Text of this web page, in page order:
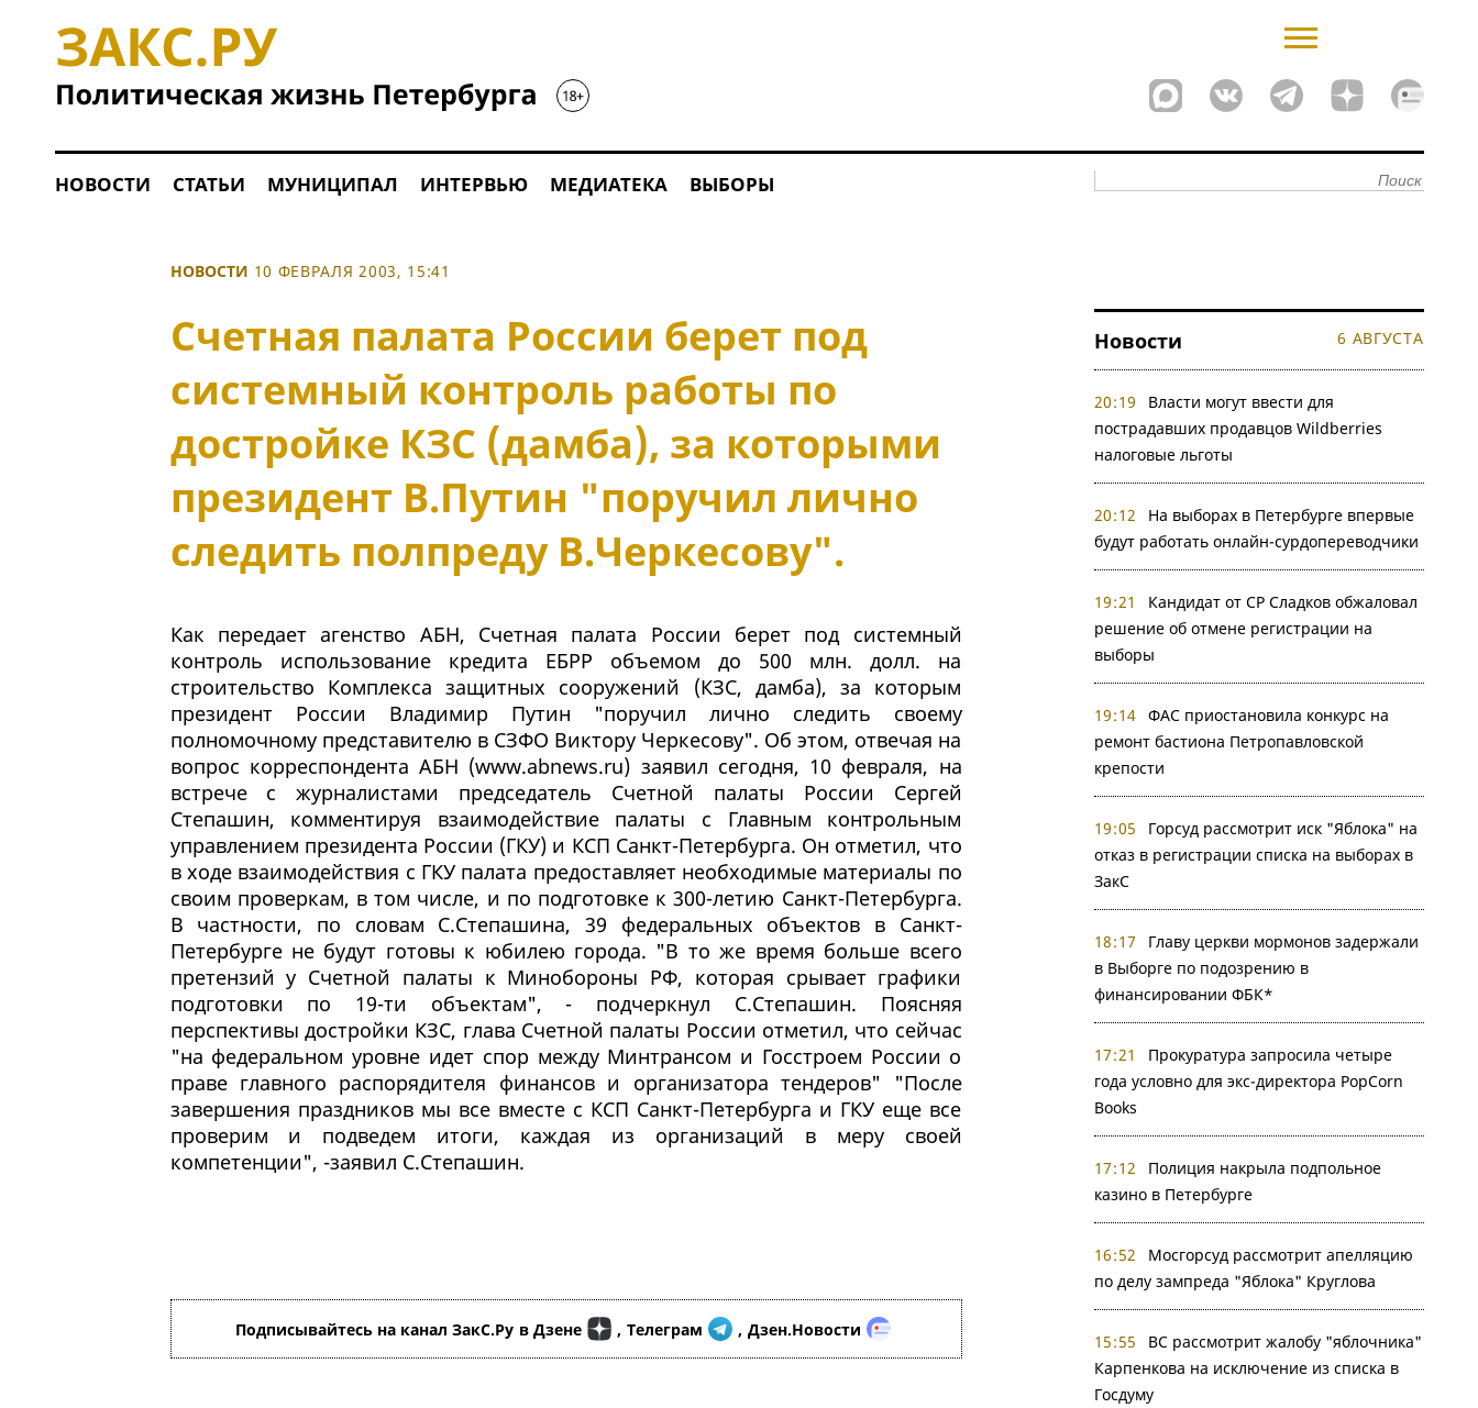
НОВОСТИ СТАТЬИ МУНИЦИПАЛ ИНТЕРВЬЮ МЕДИАТЕКА ВЫБОРЫ
НОВОСТИ 10 ФЕВРАЛЯ 2003, 15:41
Счетная палата России берет под
системный контроль работы по
достройке КЗС (дамба), за которыми
президент В.Путин "поручил лично
следить полпреду В.Черкесову".
Как передает агенство АБН, Счетная палата России берет под системный
контроль использование кредита ЕБРР объемом до 500 млн. долл. на
строительство Комплекса защитных сооружений (КЗС, дамба), за которым
президент России Владимир Путин "поручил лично следить своему
полномочному представителю в СЗФО Виктору Черкесову". Об этом, отвечая на
вопрос корреспондента АБН (www.abnews.ru) заявил сегодня, 10 февраля, на
встрече с журналистами председатель Счетной палаты России Сергей
Степашин, комментируя взаимодействие палаты с Главным контрольным
управлением президента России (ГКУ) и КСП Санкт-Петербурга. Он отметил, что
в ходе взаимодействия с ГКУ палата предоставляет необходимые материалы по
своим проверкам, в том числе, и по подготовке к 300-летию Санкт-Петербурга.
В частности, по словам С.Степашина, 39 федеральных объектов в Санкт-
Петербурге не будут готовы к юбилею города. "В то же время больше всего
претензий у Счетной палаты к Минобороны РФ, которая срывает графики
подготовки по 19-ти объектам", - подчеркнул С.Степашин. Поясняя
перспективы достройки КЗС, глава Счетной палаты России отметил, что сейчас
"на федеральном уровне идет спор между Минтрансом и Госстроем России о
праве главного распорядителя финансов и организатора тендеров" "После
завершения праздников мы все вместе с КСП Санкт-Петербурга и ГКУ еще все
проверим и подведем итоги, каждая из организаций в меру своей
компетенции", -заявил С.Степашин.
Подписывайтесь на канал ЗакС.Ру в Дзене , Телеграм , Дзен.Новости
Новости 6 АВГУСТА
20:19
Власти могут ввести для
пострадавших продавцов Wildberries
налоговые льготы
20:12
На выборах в Петербурге впервые
будут работать онлайн-сурдопереводчики
19:21
Кандидат от СР Сладков обжаловал
решение об отмене регистрации на
выборы
19:14 ФАС приостановила конкурс на
ремонт бастиона Петропавловской
крепости
19:05
Горсуд рассмотрит иск "Яблока" на
отказ в регистрации списка на выборах в
ЗакС
18:17
Главу церкви мормонов задержали
в Выборге по подозрению в
финансировании ФБК*
17:21
Прокуратура запросила четыре
года условно для экс-директора PopCorn
Books
17:12
Полиция накрыла подпольное
казино в Петербурге
16:52
Мосгорсуд рассмотрит апелляцию
по делу зампреда "Яблока" Круглова
15:55
ВС рассмотрит жалобу "яблочника"
Карпенкова на исключение из списка в
Госдуму